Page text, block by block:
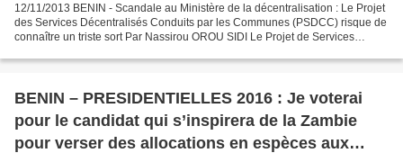
12/11/2013 BENIN - Scandale au Ministère de la décentralisation : Le Projet
des Services Décentralisés Conduits par les Communes (PSDCC) risque de
connaître un triste sort Par Nassirou OROU SIDI Le Projet de Services
BENIN – PRESIDENTIELLES 2016 : Je voterai
pour le candidat qui s’inspirera de la Zambie
pour verser des allocations en espèces aux